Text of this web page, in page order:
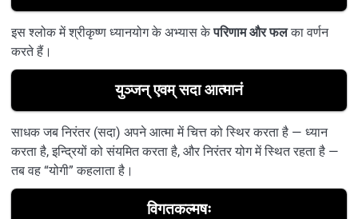
इस श्लोक में श्रीकृष्ण ध्यानयोग के अभ्यास केपरिणाम और फलका वर्णन
करते हैं।
युञ्जन् एवम् सदा आत्मानं
साधक जब निरंतर (सदा) अपने आत्मा में चित्त को स्थिर करता है — ध्यान
करता है, इन्द्रियों को संयमित करता है, और निरंतर योग में स्थित रहता है —
तब वह “योगी” कहलाता है।
विगतकल्मषः